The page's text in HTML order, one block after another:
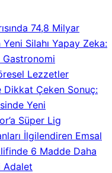
74,8 Milyar
Yeni Silahı Yapay Zeka:
Gastronomi
Lezzetler
Dikkat Çeken Sonuç:
Yeni
Süper Lig
İlgilendiren Emsal
6 Madde Daha
Adalet